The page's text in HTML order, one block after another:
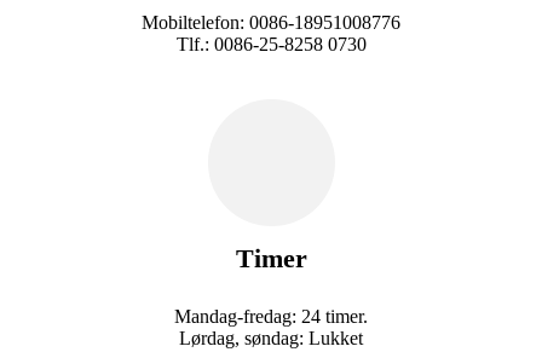
Mobiltelefon: 0086-18951008776
Tlf.: 0086-25-8258 0730
Timer
Mandag-fredag: 24 timer.
Lørdag, søndag: Lukket